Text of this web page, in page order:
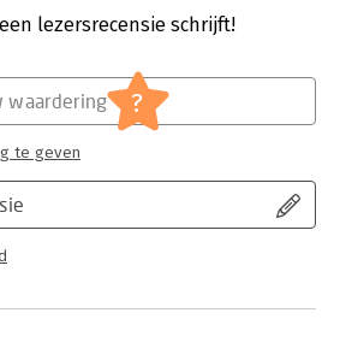
18-2-2025
ANWB Ontdek
lezersrecensie schrijft!
waardering ?
te geven